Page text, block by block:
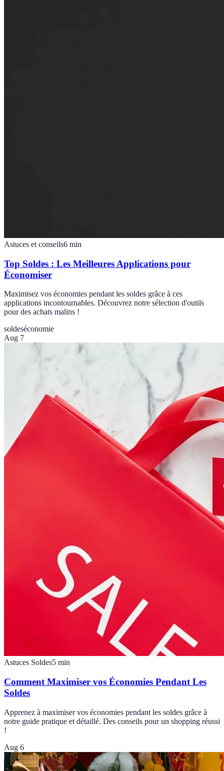
Astuces et conseils6 min
Top Soldes : Les Meilleures Applications pour
Économiser
Maximisez vos économies pendant les soldes grâce à ces
applications incontournables. Découvrez notre sélection d'outils
pour des achats malins !
soldeséconomie
Aug 7
Astuces Soldes5 min
Comment Maximiser vos Économies Pendant Les
Soldes
Apprenez à maximiser vos économies pendant les soldes grâce à
notre guide pratique et détaillé. Des conseils pour un shopping réussi
!
Aug 6